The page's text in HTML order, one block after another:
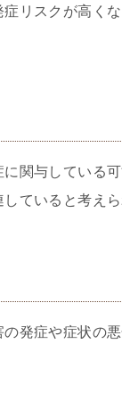
リスクが高く
関与している可
ていると考えら
発症や症状の